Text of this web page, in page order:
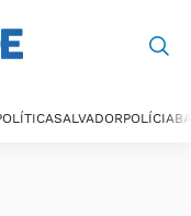
SALVADORPOLÍCIA